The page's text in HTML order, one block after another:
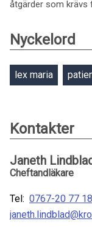
åtgärder som krävs
Nyckelord
lex maria
Kontakter
Janeth
Cheftandläkare
Tel: 0767-20 77 18